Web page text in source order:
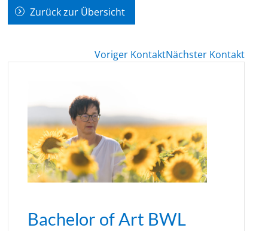
Zurück zur Übersicht
Voriger KontaktNächster Kontakt
Bachelor of Art BWL